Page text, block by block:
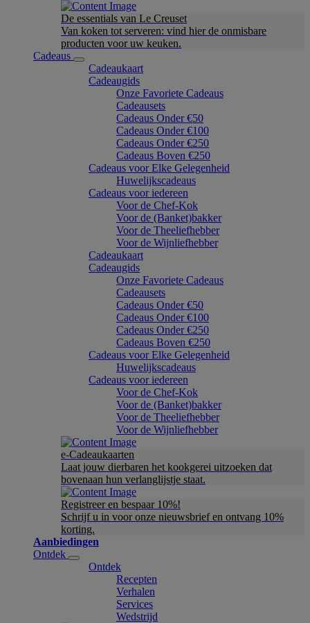
De essentials van Le Creuset
Van koken tot serveren: vind hier de onmisbare
producten voor uw keuken.
Cadeaus
Cadeaukaart
Cadeaugids
Onze Favoriete Cadeaus
Cadeausets
Cadeaus Onder €50
Cadeaus Onder €100
Cadeaus Onder €250
Cadeaus Boven €250
Cadeaus voor Elke Gelegenheid
Huwelijkscadeaus
Cadeaus voor iedereen
Voor de Chef-Kok
Voor de (Banket)bakker
Voor de Theeliefhebber
Voor de Wijnliefhebber
Cadeaukaart
Cadeaugids
Onze Favoriete Cadeaus
Cadeausets
Cadeaus Onder €50
Cadeaus Onder €100
Cadeaus Onder €250
Cadeaus Boven €250
Cadeaus voor Elke Gelegenheid
Huwelijkscadeaus
Cadeaus voor iedereen
Voor de Chef-Kok
Voor de (Banket)bakker
Voor de Theeliefhebber
Voor de Wijnliefhebber
e-Cadeaukaarten
Laat jouw dierbaren het kookgerei uitzoeken dat
bovenaan hun verlanglijstje staat.
Registreer en bespaar 10%!
Schrijf u in voor onze nieuwsbrief en ontvang 10%
korting.
Aanbiedingen
Ontdek
Ontdek
Recepten
Verhalen
Services
Wedstrijd